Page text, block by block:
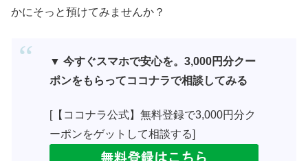
かにそっと預けてみませんか？
▼ 今すぐスマホで安心を。3,000円分クー
ポンをもらってココナラで相談してみる
[【ココナラ公式】無料登録で3,000円分ク
ーポンをゲットして相談する]